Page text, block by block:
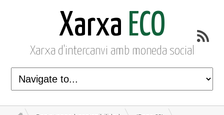
Xarxa ECO
Xarxa d'intercanvi amb moneda social